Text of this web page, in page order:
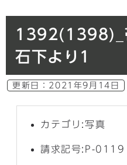
1392(1398)_
石下より1
更新日： 2021年9月14日
カテゴリ:写真
請求記号:P-0119